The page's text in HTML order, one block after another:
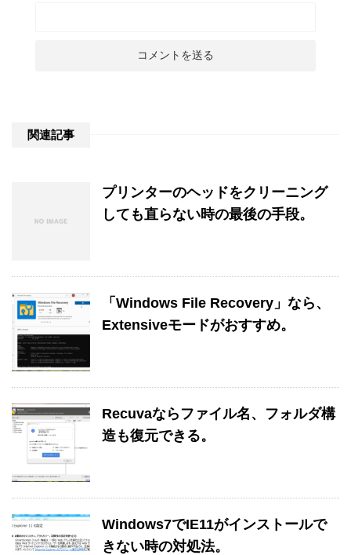
関連記事
プリンターのヘッドをクリーニング
しても直らない時の最後の手段。
「Windows File Recovery」なら、
Extensiveモードがおすすめ。
Recuvaならファイル名、フォルダ構
造も復元できる。
Windows7でIE11がインストールで
きない時の対処法。